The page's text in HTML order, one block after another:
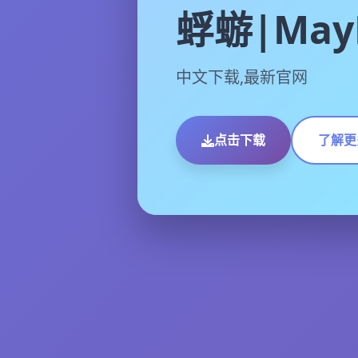
蜉蝣
中文下载,最新官网
点击下载 了解